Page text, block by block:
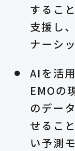
するこ
支援し
ナーシ
AIを活
EMOの
のデー
せるこ
い予測